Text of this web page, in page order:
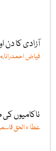
آزادی کا دن
فیاض
ناکامیوں
عطا ء الحق